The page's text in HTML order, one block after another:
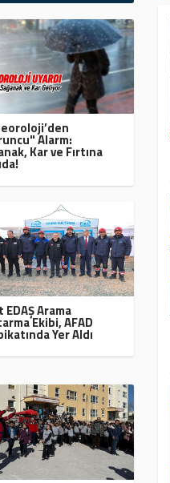
Alarm:
Kar ve Fırtına
EDAŞ Arama
Ekibi, AFAD
Yer Aldı